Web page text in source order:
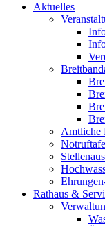
Aktuelles
Amtliche
Rathaus &